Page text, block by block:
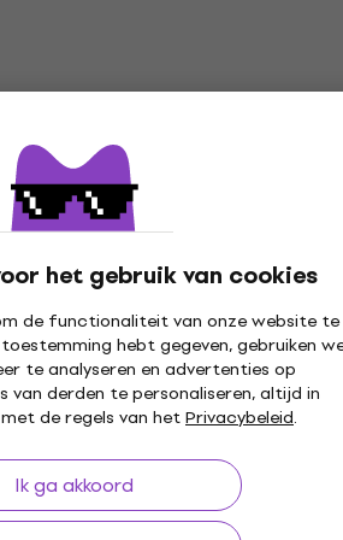
het gebruik van cookies
de functionaliteit van onze website te
hebt gegeven, gebruiken
te analyseren en advertenties op
derden te personaliseren, altijd in
de regels van hetPrivacybeleid.
Ik ga akkoord